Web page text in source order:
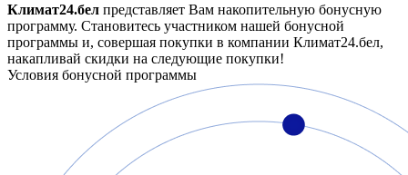
Климат24.бел представляет Вам накопительную бонусную
программу. Становитесь участником нашей бонусной
программы и, совершая покупки в компании Климат24.бел,
накапливай скидки на следующие покупки!
Условия бонусной программы